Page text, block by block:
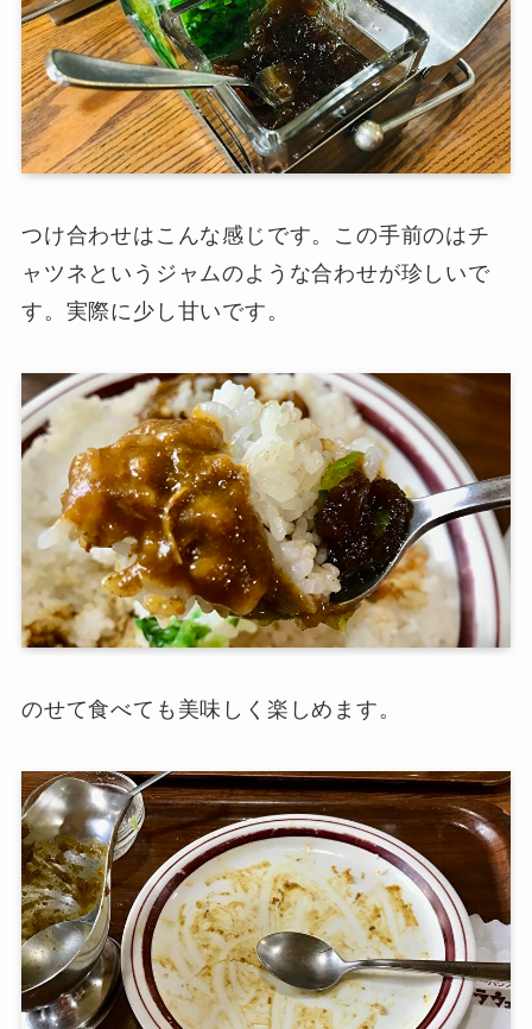
つけ合わせはこんな感じです。この手前のはチ
ャツネというジャムのような合わせが珍しいで
す。実際に少し甘いです。
のせて食べても美味しく楽しめます。